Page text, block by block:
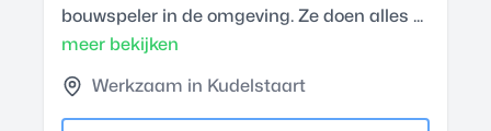
bouwspeler in de omgeving. Ze doen alles ...
meer bekijken
Werkzaam in Kudelstaart